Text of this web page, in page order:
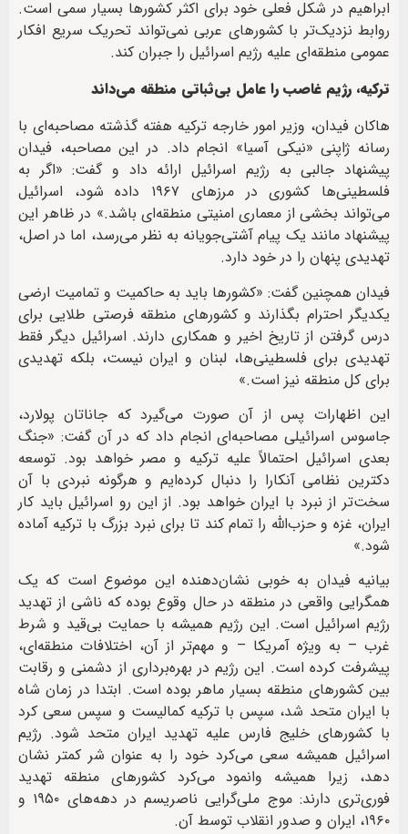
ابراهیم در شکل فعلی خود برای اکثر کشورها بسیار سمی است.
روابط نزدیک‌تر با کشورهای عربی نمی‌تواند تحریک سریع افکار
عمومی منطقه‌ای علیه رژیم اسرائیل را جبران کند.
ترکیه، رژیم غاصب را عامل بی‌ثباتی منطقه می‌داند
هاکان فیدان، وزیر امور خارجه ترکیه هفته گذشته مصاحبه‌ای با
رسانه ژاپنی «نیکی آسیا» انجام داد. در این مصاحبه، فیدان
پیشنهاد جالبی به رژیم اسرائیل ارائه داد و گفت: «اگر به
فلسطینی‌ها کشوری در مرزهای ۱۹۶۷ داده شود، اسرائیل
می‌تواند بخشی از معماری امنیتی منطقه‌ای باشد.» در ظاهر این
پیشنهاد مانند یک پیام آشتی‌جویانه به نظر می‌رسد، اما در اصل،
تهدیدی پنهان را در خود دارد.
فیدان همچنین گفت: «کشورها باید به حاکمیت و تمامیت ارضی
یکدیگر احترام بگذارند و کشورهای منطقه فرصتی طلایی برای
درس گرفتن از تاریخ اخیر و همکاری دارند. اسرائیل دیگر فقط
تهدیدی برای فلسطینی‌ها، لبنان و ایران نیست، بلکه تهدیدی
برای کل منطقه نیز است.»
این اظهارات پس از آن صورت می‌گیرد که جاناتان پولارد،
جاسوس اسرائیلی مصاحبه‌ای انجام داد که در آن گفت: «جنگ
بعدی اسرائیل احتمالاً علیه ترکیه و مصر خواهد بود. توسعه
دکترین نظامی آنکارا را دنبال کرده‌ایم و هرگونه نبردی با آن
سخت‌تر از نبرد با ایران خواهد بود. از این رو اسرائیل باید کار
ایران، غزه و حزب‌الله را تمام کند تا برای نبرد بزرگ با ترکیه آماده
شود.»
بیانیه فیدان به خوبی نشان‌دهنده این موضوع است که یک
همگرایی واقعی در منطقه در حال وقوع بوده که ناشی از تهدید
رژیم اسرائیل است. این رژیم همیشه با حمایت بی‌قید و شرط
غرب – به ویژه آمریکا – و مهم‌تر از آن، اختلافات منطقه‌ای،
پیشرفت کرده است. این رژیم در بهره‌برداری از دشمنی و رقابت
بین کشورهای منطقه بسیار ماهر بوده است. ابتدا در زمان شاه
با ایران متحد شد، سپس با ترکیه کمالیست و سپس سعی کرد
با کشورهای خلیج فارس علیه تهدید ایران متحد شود. رژیم
اسرائیل همیشه سعی می‌کرد خود را به عنوان شر کمتر نشان
دهد، زیرا همیشه وانمود می‌کرد کشورهای منطقه تهدید
فوری‌تری دارند: موج ملی‌گرایی ناصریسم در دهه‌های ۱۹۵۰ و
۱۹۶۰، ایران و صدور انقلاب توسط آن.